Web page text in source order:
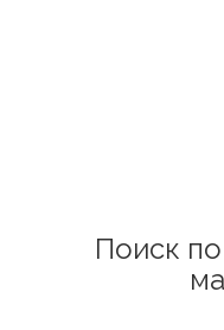
Поиск по